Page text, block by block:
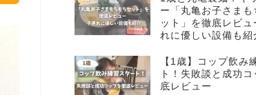
ー「丸亀お子さまも
ット」を徹底レビ
れに優しい設備も紹
【1歳】コップ飲み
ト！失敗談と成功
底レビュー